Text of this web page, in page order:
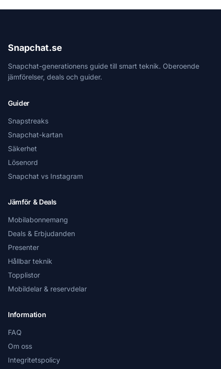
Snapchat.se
Snapchat-generationens guide till smart teknik. Oberoende
jämförelser, deals och guider.
Guider
Snapstreaks
Snapchat-kartan
Säkerhet
Lösenord
Snapchat vs Instagram
Jämför & Deals
Mobilabonnemang
Deals & Erbjudanden
Presenter
Hållbar teknik
Topplistor
Mobildelar & reservdelar
Information
FAQ
Om oss
Integritetspolicy